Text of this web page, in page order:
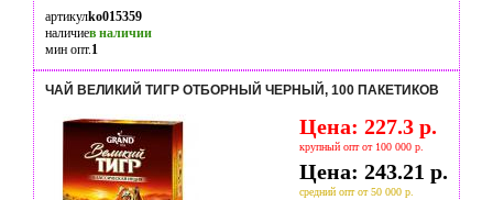
артикулko015359
наличиев наличии
мин опт.1
ЧАЙ ВЕЛИКИЙ ТИГР ОТБОРНЫЙ ЧЕРНЫЙ, 100 ПАКЕТИКОВ
Цена: 227.3 р.
крупный опт от 100 000 р.
Цена: 243.21 р.
средний опт от 50 000 р.